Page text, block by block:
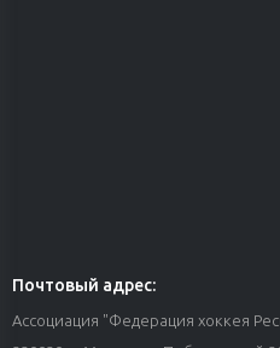
Почтовый адрес:
Ассоциация "Федерация хоккея